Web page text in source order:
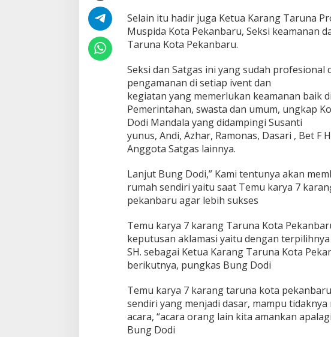
o
t
a
P
k
a
b
a
r
u
S
u
s
e
s
M
e
n
g
a
m
a
n
k
a
n
Selain itu hadir juga Ketua Karang Taruna
Muspida Kota Pekanbaru, Seksi keamanan
Taruna Kota Pekanbaru.
Seksi dan Satgas ini yang sudah profesional
pengamanan di setiap ivent dan
kegiatan yang memerlukan keamanan baik
Pemerintahan, swasta dan umum, ungkap
Dodi Mandala yang didampingi Susanti
yunus, Andi, Azhar, Ramonas, Dasari , Bet F
Anggota Satgas lainnya.
Lanjut Bung Dodi,” Kami tentunya akan
rumah sendiri yaitu saat Temu karya 7
pekanbaru agar lebih sukses
Temu karya 7 karang Taruna Kota
keputusan aklamasi yaitu dengan
SH. sebagai Ketua Karang Taruna Kota
berikutnya, pungkas Bung Dodi
Temu karya 7 karang taruna kota
sendiri yang menjadi dasar, mampu
acara, “acara orang lain kita amankan
Bung Dodi